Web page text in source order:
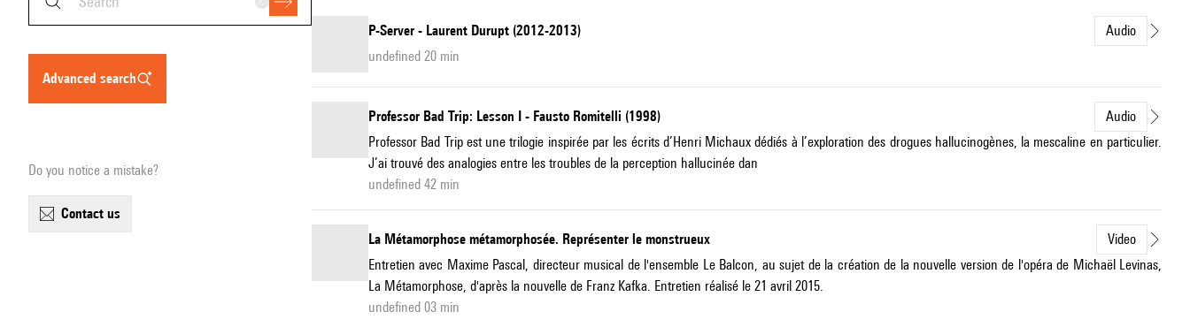
advanced search
Do you notice a mistake?
contact us
P-Server - Laurent Durupt (2012-2013)
Audio
undefined 20 min
Professor Bad Trip: Lesson I - Fausto Romitelli (1998)
Audio
Professor Bad Trip est une trilogie inspirée par les écrits d’Henri Michaux dédiés à l’exploration des drogues hallucinogènes, la mescaline en particulier.
J’ai trouvé des analogies entre les troubles de la perception hallucinée dan
undefined 42 min
La Métamorphose métamorphosée. Représenter le monstrueux
Video
Entretien avec Maxime Pascal, directeur musical de l'ensemble Le Balcon, au sujet de la création de la nouvelle version de l'opéra de Michaël Levinas,
La Métamorphose, d'après la nouvelle de Franz Kafka. Entretien réalisé le 21 avril 2015.
undefined 03 min